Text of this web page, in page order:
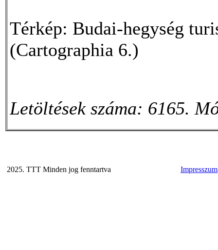
Térkép: Budai-hegység
(Cartographia 6.)
Letöltések száma: 6165.
2025. TTT Minden jog fenntartva Impresszum